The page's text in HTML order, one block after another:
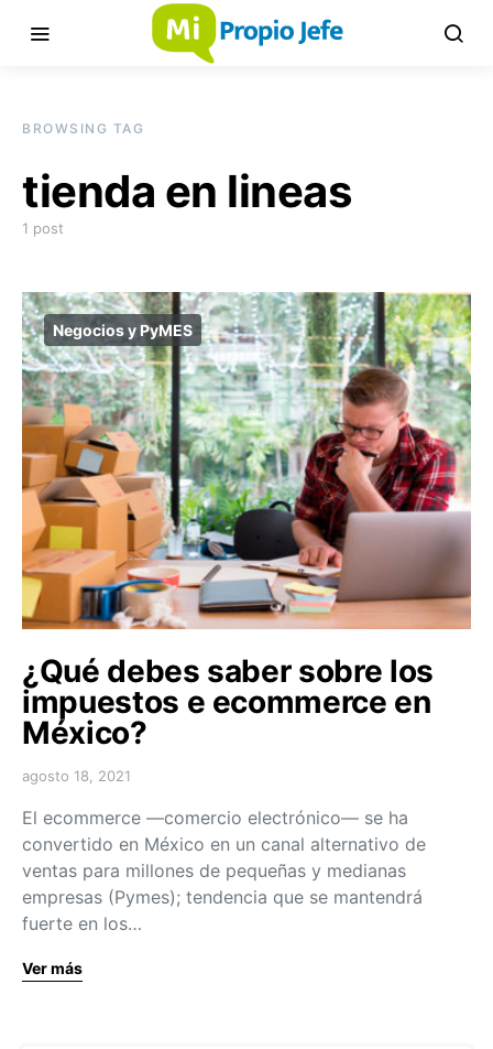
BROWSING TAG
tienda en lineas
1 post
Negocios y PyMES
¿Qué debes saber sobre los
impuestos e ecommerce en
México?
agosto 18, 2021
El ecommerce —comercio electrónico— se ha
convertido en México en un canal alternativo de
ventas para millones de pequeñas y medianas
empresas (Pymes); tendencia que se mantendrá
fuerte en los…
Ver más